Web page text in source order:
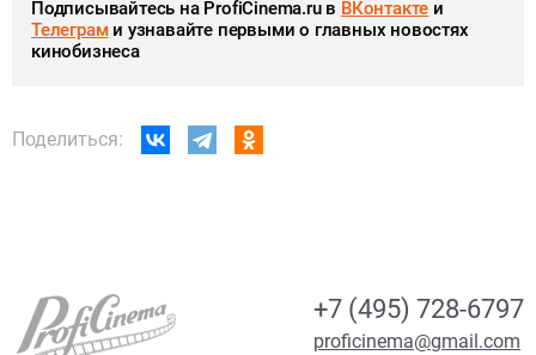
Подписывайтесь на ProfiCinema.ru в ВКонтакте и
Телеграми узнавайте первыми о главных новостях
кинобизнеса
Поделиться:
+7 (495) 728-6797
proficinema@gmail.com